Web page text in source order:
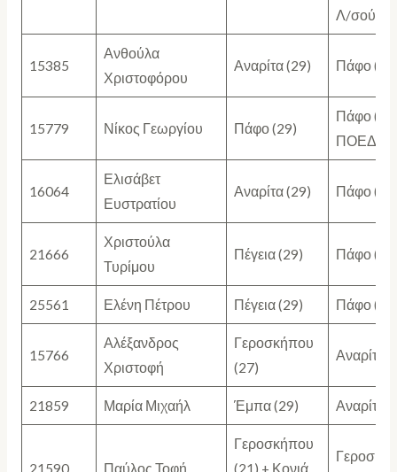
Λ/σού (6)
15385
Ανθούλα
Χριστοφόρου
Αναρίτα (29) Πάφο
15779 Νίκος Γεωργίου Πάφο (29)
Πάφο
ΠΟΕΔ (5)
16064
Ελισάβετ
Ευστρατίου
Αναρίτα (29) Πάφο
21666
Χριστούλα
Τυρίμου
Πέγεια (29) Πάφο
25561 Ελένη Πέτρου Πέγεια (29) Πάφο
15766
Αλέξανδρος
Χριστοφή
Γεροσκήπου
(27)
Αναρίτα
21859 Μαρία Μιχαήλ Έμπα (29) Αναρίτα
21590 Παύλος Τοφή
Γεροσκήπου
(21) + Κονιά